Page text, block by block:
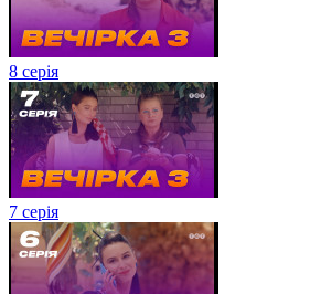
8 серія
7 серія